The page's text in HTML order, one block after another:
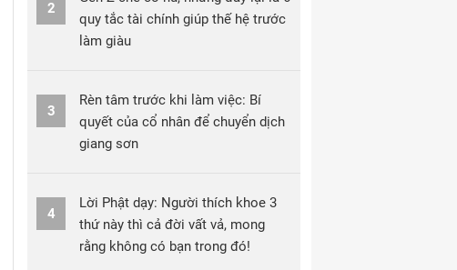
2
quy tắc tài chính giúp thế hệ trước
làm giàu
3
Rèn tâm trước khi làm việc: Bí
quyết của cổ nhân để chuyển dịch
giang sơn
4
Lời Phật dạy: Người thích khoe 3
thứ này thì cả đời vất vả, mong
rằng không có bạn trong đó!